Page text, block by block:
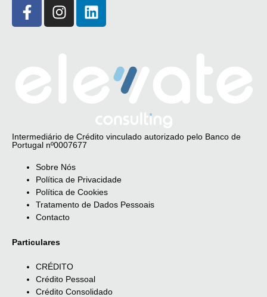
Intermediário de Crédito vinculado autorizado pelo Banco de
Portugal nº0007677
Sobre Nós
Política de Privacidade
Política de Cookies
Tratamento de Dados Pessoais
Contacto
Particulares
CRÉDITO
Crédito Pessoal
Crédito Consolidado